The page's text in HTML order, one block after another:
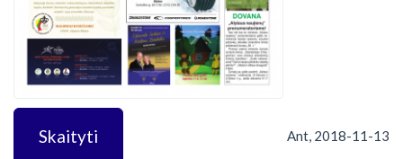
Skaityti Ant, 2018-11-13